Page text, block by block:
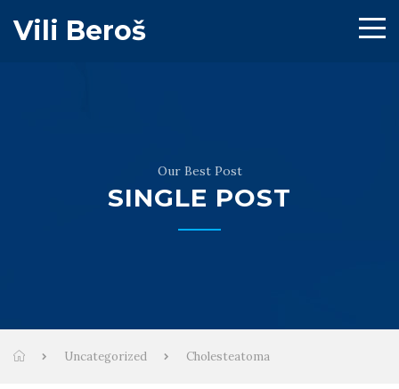
Vili Beroš
Our Best Post
SINGLE POST
Uncategorized Cholesteatoma